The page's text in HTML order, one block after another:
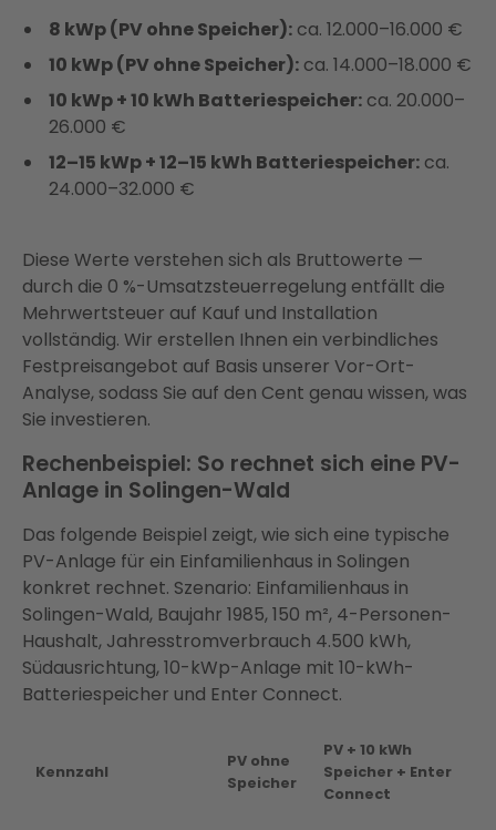
8 kWp (PV ohne Speicher): ca. 12.000–16.000 €
10 kWp (PV ohne Speicher): ca. 14.000–18.000 €
10 kWp + 10 kWh Batteriespeicher: ca. 20.000–
26.000 €
12–15 kWp + 12–15 kWh Batteriespeicher: ca.
24.000–32.000 €
Diese Werte verstehen sich als Bruttowerte —
durch die 0 %-Umsatzsteuerregelung entfällt die
Mehrwertsteuer auf Kauf und Installation
vollständig. Wir erstellen Ihnen ein verbindliches
Festpreisangebot auf Basis unserer Vor-Ort-
Analyse, sodass Sie auf den Cent genau wissen, was
Sie investieren.
Rechenbeispiel: So rechnet sich eine PV-
Anlage in Solingen-Wald
Das folgende Beispiel zeigt, wie sich eine typische
PV-Anlage für ein Einfamilienhaus in Solingen
konkret rechnet. Szenario: Einfamilienhaus in
Solingen-Wald, Baujahr 1985, 150 m², 4-Personen-
Haushalt, Jahresstromverbrauch 4.500 kWh,
Südausrichtung, 10-kWp-Anlage mit 10-kWh-
Batteriespeicher und Enter Connect.
Kennzahl
PV ohne
Speicher
PV + 10 kWh
Speicher + Enter
Connect